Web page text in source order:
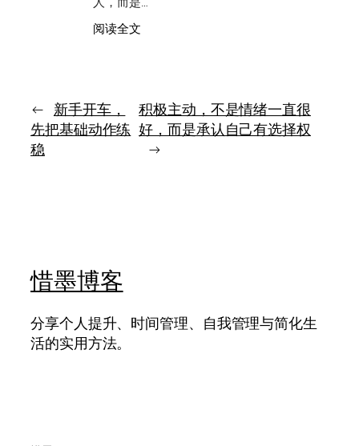
让
什
么
是
阅读全文：
人，
往
往
先
← 新手开车，
先把基础动作练
稳
积极主动，不是情绪一直很
好，而是承认自己有选择权
→
惜墨博客
分享个人提升、时间管理、自我管理与简化生
活的实用方法。